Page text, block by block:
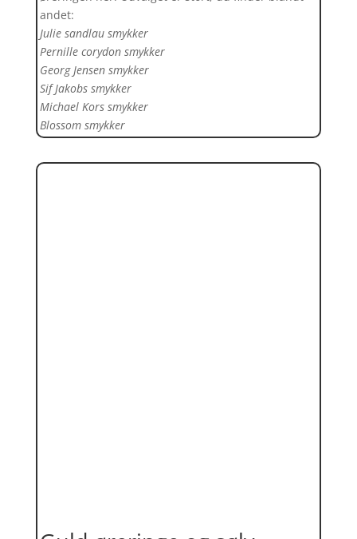
andet:
Julie sandlau smykker
Pernille corydon smykker
Georg Jensen smykker
Sif Jakobs smykker
Michael Kors smykker
Blossom smykker